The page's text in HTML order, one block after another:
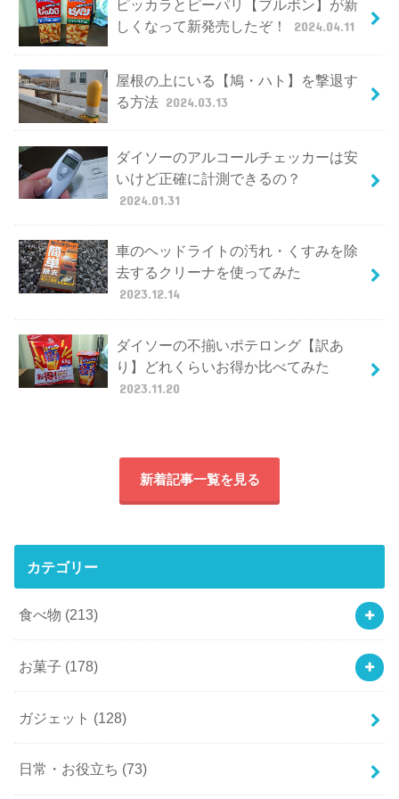
ピッカラとピーパリ【ブルボン】が新
しくなって新発売したぞ！
2024.04.11
屋根の上にいる【鳩・ハト】を撃退す
る方法 2024.03.13
ダイソーのアルコールチェッカーは安
いけど正確に計測できるの？
2024.01.31
車のヘッドライトの汚れ・くすみを除
去するクリーナを使ってみた
2023.12.14
ダイソーの不揃いポテロング【訳あ
り】どれくらいお得か比べてみた
2023.11.20
新着記事一覧を見る
カテゴリー
食べ物 (213)
お菓子 (178)
ガジェット (128)
日常・お役立ち (73)